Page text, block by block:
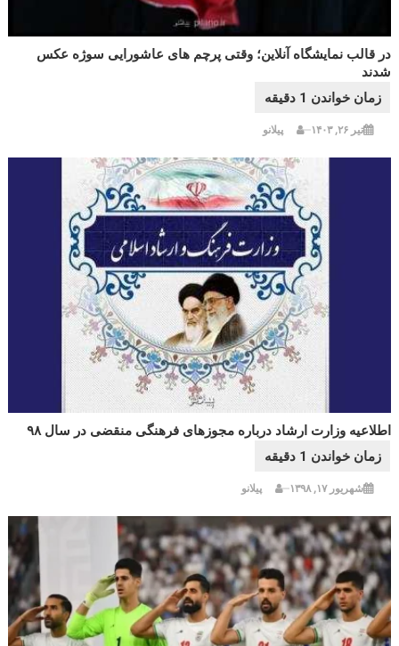
در قالب نمایشگاه آنلاین؛ وقتی پرچم های عاشورایی سوژه عکس
شدند
تیر ۲۶, ۱۴۰۳ پیلانو
اطلاعیه وزارت ارشاد درباره مجوزهای فرهنگی منقضی در سال ۹۸
شهریور ۱۷, ۱۳۹۸ پیلانو